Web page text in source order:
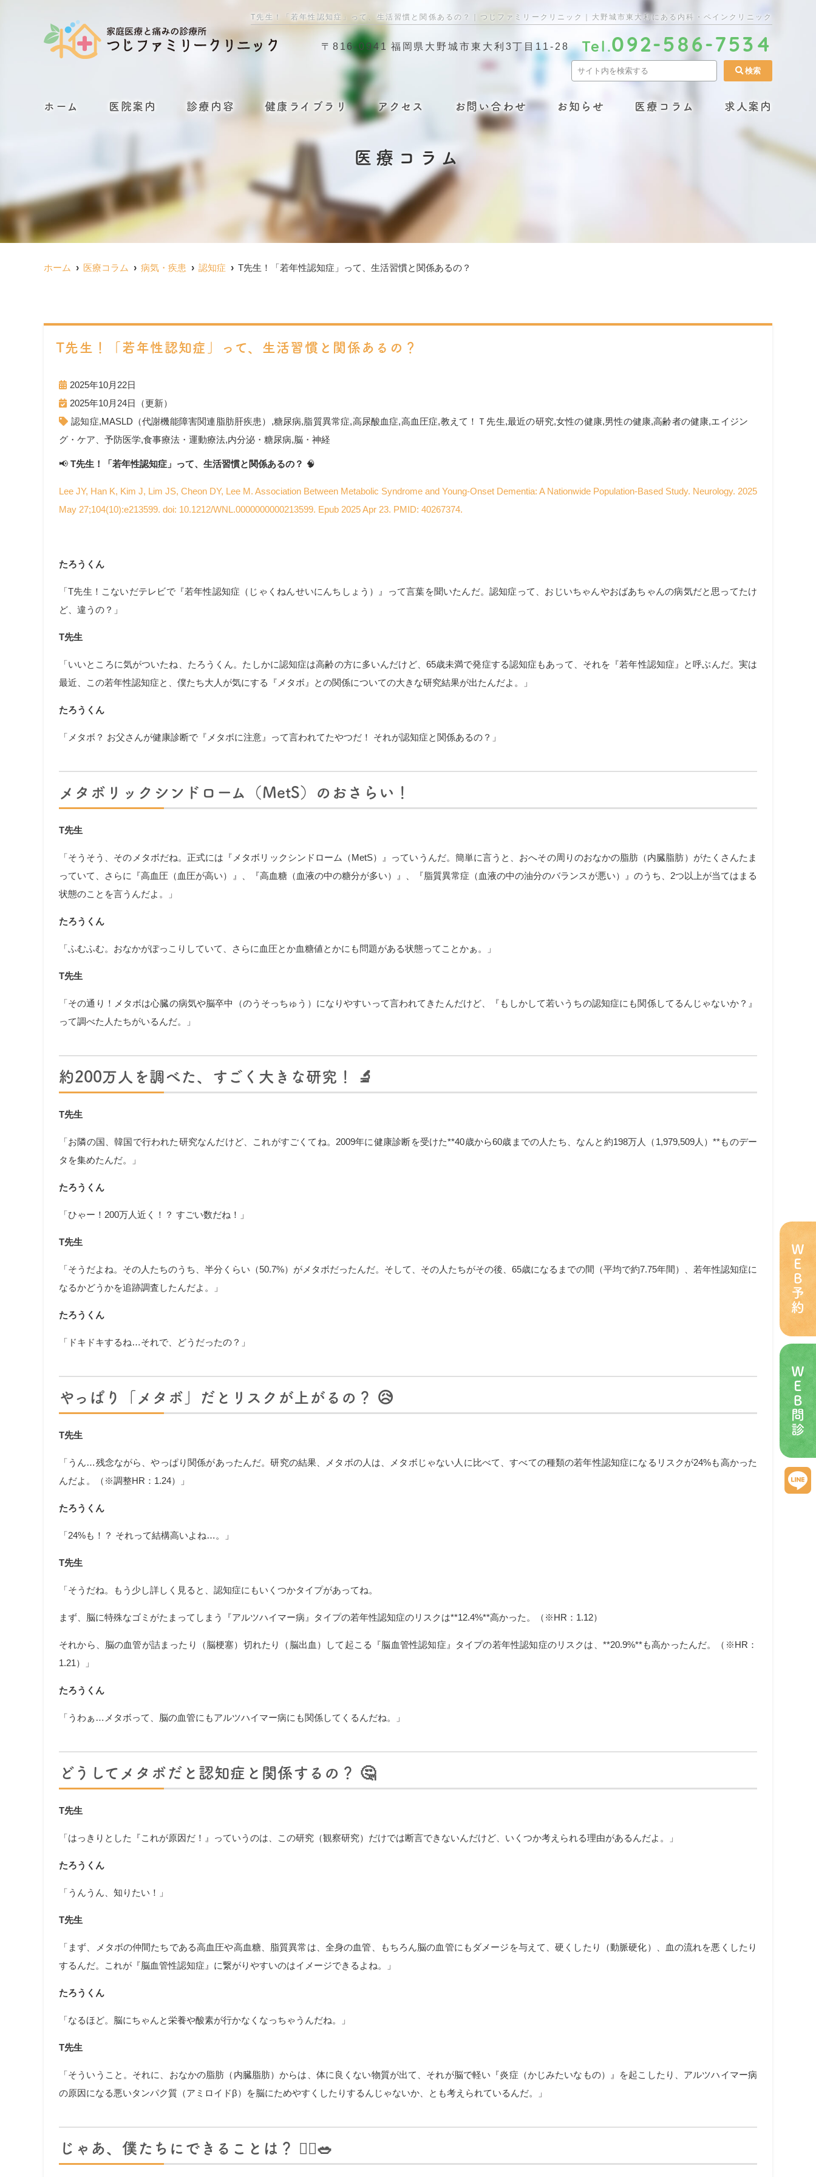
T先生！「若年性認知症」って、生活習慣と関係あるの？｜つじファミリークリニック｜大野城市東大利にある内科・ペインクリニック
〒816-0941 福岡県大野城市東大利3丁目11-28 Tel.092-586-7534
ホーム 医院案内 診療内容 健康ライブラリ アクセス お問い合わせ お知らせ 医療コラム 求人案内
ＷＥＢ予約
ＷＥＢ問診
医療コラム
ホーム 医療コラム 病気・疾患 認知症 T先生！「若年性認知症」って、生活習慣と関係あるの？
T先生！「若年性認知症」って、生活習慣と関係あるの？
2025年10月22日
2025年10月24日（更新）
認知症,MASLD（代謝機能障害関連脂肪肝疾患） ,糖尿病,脂質異常症,高尿酸血症,高血圧症,教えて！Ｔ先生,最近の研究,女性の健康,男性の健康,高齢者の健康,エイジン
グ・ケア、予防医学,食事療法・運動療法,内分泌・糖尿病,脳・神経
📢 T先生！「若年性認知症」って、生活習慣と関係あるの？ 🧠
Lee JY, Han K, Kim J, Lim JS, Cheon DY, Lee M. Association Between Metabolic Syndrome and Young-Onset Dementia: A Nationwide Population-Based Study. Neurology. 2025
May 27;104(10):e213599. doi: 10.1212/WNL.0000000000213599. Epub 2025 Apr 23. PMID: 40267374.
たろうくん
「T先生！こないだテレビで『若年性認知症（じゃくねんせいにんちしょう）』って言葉を聞いたんだ。認知症って、おじいちゃんやおばあちゃんの病気だと思ってたけ
ど、違うの？」
T先生
「いいところに気がついたね、たろうくん。たしかに認知症は高齢の方に多いんだけど、65歳未満で発症する認知症もあって、それを『若年性認知症』と呼ぶんだ。実は
最近、この若年性認知症と、僕たち大人が気にする『メタボ』との関係についての大きな研究結果が出たんだよ。」
たろうくん
「メタボ？ お父さんが健康診断で『メタボに注意』って言われてたやつだ！ それが認知症と関係あるの？」
メタボリックシンドローム（MetS）のおさらい！
T先生
「そうそう、そのメタボだね。正式には『メタボリックシンドローム（MetS）』っていうんだ。簡単に言うと、おへその周りのおなかの脂肪（内臓脂肪）がたくさんたま
っていて、さらに『高血圧（血圧が高い）』、『高血糖（血液の中の糖分が多い）』、『脂質異常症（血液の中の油分のバランスが悪い）』のうち、2つ以上が当てはまる
状態のことを言うんだよ。」
たろうくん
「ふむふむ。おなかがぽっこりしていて、さらに血圧とか血糖値とかにも問題がある状態ってことかぁ。」
T先生
「その通り！メタボは心臓の病気や脳卒中（のうそっちゅう）になりやすいって言われてきたんだけど、『もしかして若いうちの認知症にも関係してるんじゃないか？』
って調べた人たちがいるんだ。」
約200万人を調べた、すごく大きな研究！ 🔬
T先生
「お隣の国、韓国で行われた研究なんだけど、これがすごくてね。2009年に健康診断を受けた**40歳から60歳までの人たち、なんと約198万人（1,979,509人）**ものデー
タを集めたんだ。」
たろうくん
「ひゃー！200万人近く！？ すごい数だね！」
T先生
「そうだよね。その人たちのうち、半分くらい（50.7%）がメタボだったんだ。そして、その人たちがその後、65歳になるまでの間（平均で約7.75年間）、若年性認知症に
なるかどうかを追跡調査したんだよ。」
たろうくん
「ドキドキするね…それで、どうだったの？」
やっぱり「メタボ」だとリスクが上がるの？ 😥
T先生
「うん…残念ながら、やっぱり関係があったんだ。研究の結果、メタボの人は、メタボじゃない人に比べて、すべての種類の若年性認知症になるリスクが24%も高かった
んだよ。（※調整HR：1.24）」
たろうくん
「24%も！？ それって結構高いよね…。」
T先生
「そうだね。もう少し詳しく見ると、認知症にもいくつかタイプがあってね。
まず、脳に特殊なゴミがたまってしまう『アルツハイマー病』タイプの若年性認知症のリスクは**12.4%**高かった。（※HR：1.12）
それから、脳の血管が詰まったり（脳梗塞）切れたり（脳出血）して起こる『脳血管性認知症』タイプの若年性認知症のリスクは、**20.9%**も高かったんだ。（※HR：
1.21）」
たろうくん
「うわぁ…メタボって、脳の血管にもアルツハイマー病にも関係してくるんだね。」
どうしてメタボだと認知症と関係するの？ 🤔
T先生
「はっきりとした『これが原因だ！』っていうのは、この研究（観察研究）だけでは断言できないんだけど、いくつか考えられる理由があるんだよ。」
たろうくん
「うんうん、知りたい！」
T先生
「まず、メタボの仲間たちである高血圧や高血糖、脂質異常は、全身の血管、もちろん脳の血管にもダメージを与えて、硬くしたり（動脈硬化）、血の流れを悪くしたり
するんだ。これが『脳血管性認知症』に繋がりやすいのはイメージできるよね。」
たろうくん
「なるほど。脳にちゃんと栄養や酸素が行かなくなっちゃうんだね。」
T先生
「そういうこと。それに、おなかの脂肪（内臓脂肪）からは、体に良くない物質が出て、それが脳で軽い『炎症（かじみたいなもの）』を起こしたり、アルツハイマー病
の原因になる悪いタンパク質（アミロイドβ）を脳にためやすくしたりするんじゃないか、とも考えられているんだ。」
じゃあ、僕たちにできることは？ 🏃‍♂️🥗